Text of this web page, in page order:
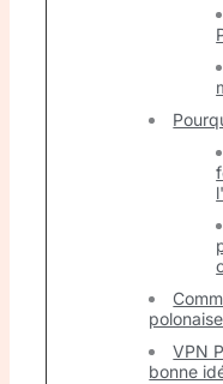
VPN
bonne